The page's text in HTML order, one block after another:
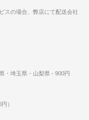
スの場合、弊店にて配送会社
・埼玉県・山梨県 - 900円
）